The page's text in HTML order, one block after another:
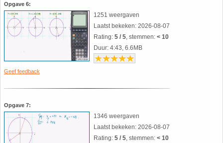
Opgave 6:
Geef feedback
1251 weergaven
Laatst bekeken: 2026-08-07
Rating: 5 / 5, stemmen: < 10
Duur: 4:43, 6.6MB
Opgave 7:
1346 weergaven
Laatst bekeken: 2026-08-07
Rating: 5 / 5, stemmen: < 10
30. Sinus
31. Sinusregel
32. Standaarddeviatie
34. Stelling van Pythagoras
35. Symmetrie